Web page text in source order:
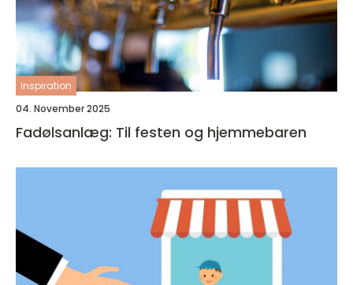
inspiration
04. November 2025
Fadølsanlæg: Til festen og hjemmebaren